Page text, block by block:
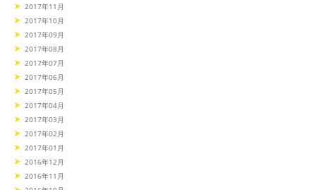
2017年11月
2017年10月
2017年09月
2017年08月
2017年07月
2017年06月
2017年05月
2017年04月
2017年03月
2017年02月
2017年01月
2016年12月
2016年11月